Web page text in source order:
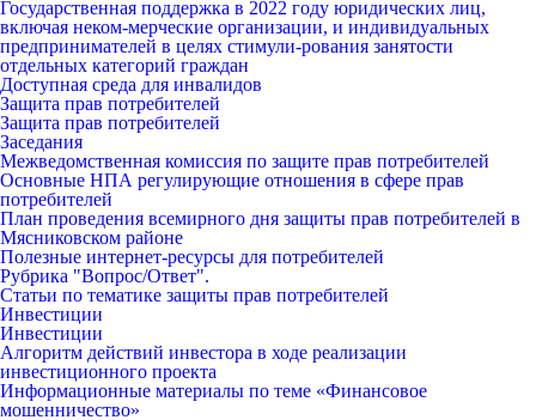
Государственная поддержка в 2022 году юридических лиц,
включая неком-мерческие организации, и индивидуальных
предпринимателей в целях стимули-рования занятости
отдельных категорий граждан
Доступная среда для инвалидов
Защита прав потребителей
Защита прав потребителей
Заседания
Межведомственная комиссия по защите прав потребителей
Основные НПА регулирующие отношения в сфере прав
потребителей
План проведения всемирного дня защиты прав потребителей в
Мясниковском районе
Полезные интернет-ресурсы для потребителей
Рубрика "Вопрос/Ответ".
Статьи по тематике защиты прав потребителей
Инвестиции
Инвестиции
Алгоритм действий инвестора в ходе реализации
инвестиционного проекта
Информационные материалы по теме «Финансовое
мошенничество»